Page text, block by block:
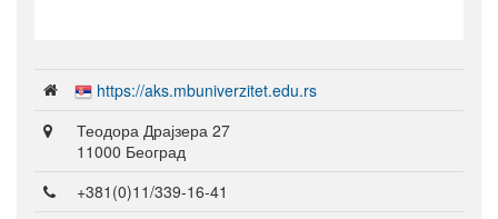
https://aks.mbuniverzitet.edu.rs
Теодора Драјзера 27
11000 Београд
+381(0)11/339-16-41